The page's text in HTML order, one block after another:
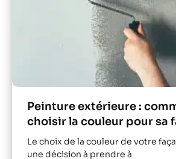
Peinture extérieure :
choisir la couleur pour sa
Le choix de la couleur de votre
une décision à prendre à